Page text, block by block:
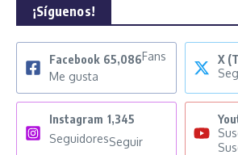
¡Síguenos!
Facebook 65,086Fans
Me gusta
X
Instagram 1,345
SeguidoresSeguir